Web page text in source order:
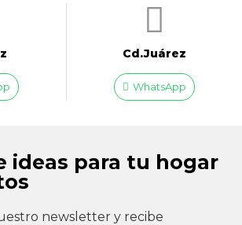
Cd.Juárez
WhatsApp
ideas para tu hogar
newsletter y recibe